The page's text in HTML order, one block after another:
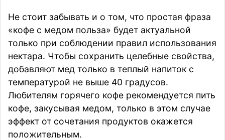
Не стоит забывать и о том, что простая фраза
«кофе с медом польза» будет актуальной
только при соблюдении правил использования
нектара. Чтобы сохранить целебные свойства,
добавляют мед только в теплый напиток с
температурой не выше 40 градусов.
Любителям горячего кофе рекомендуется пить
кофе, закусывая медом, только в этом случае
эффект от сочетания продуктов окажется
положительным.